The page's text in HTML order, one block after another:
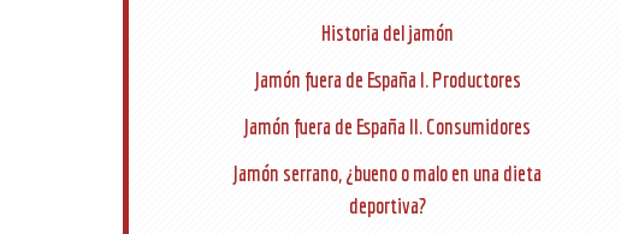
Historia del jamón
Jamón fuera de España I. Productores
Jamón fuera de España II. Consumidores
Jamón serrano, ¿bueno o malo en una dieta
deportiva?